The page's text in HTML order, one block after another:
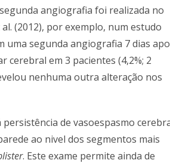
angiografia foi realizada no
(2012), por exemplo, num estudo
uma segunda angiografia 7 dias
cerebral em 3 pacientes (4,2%; 2
nenhuma outra alteração nos
de vasoespasmo
ao nivel dos segmentos mais
. Este exame permite ainda de